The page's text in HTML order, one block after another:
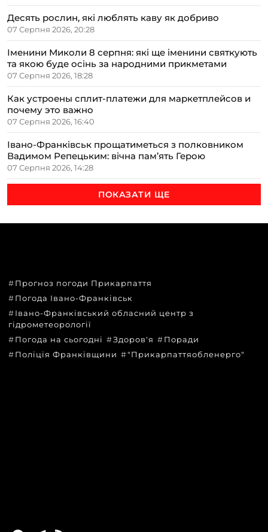
Десять рослин, які люблять каву як добриво
07 Серпня 2026, 20:28
Іменини Миколи 8 серпня: які ще іменини святкують
та якою буде осінь за народними прикметами
07 Серпня 2026, 18:28
Как устроены сплит-платежи для маркетплейсов и
почему это важно
07 Серпня 2026, 16:40
Івано-Франківськ прощатиметься з полковником
Вадимом Репецьким: вічна пам’ять Герою
07 Серпня 2026, 14:28
ПОКАЗАТИ ЩЕ
Прогноз погоди Прикарпаття
Погода Івано-Франківськ
Івано-Франківський обласний центр з
гідрометеорології
Погода на сьогодні
Здоров'я
Поради
Поліція Франківщини
"Прикарпаттяобленерго"